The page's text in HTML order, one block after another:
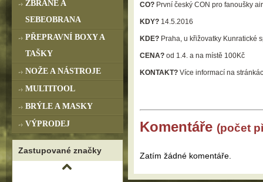
CO? První český CON pro fanoušky
KDY? 14.5.2016
KDE? Praha, u křižovatky Kunratické
CENA? od 1.4. a na místě 100Kč
KONTAKT? Více informací na
Komentáře (počet
Zatím žádné komentáře.
ZBRANĚ A
SEBEOBRANA
PŘEPRAVNÍ BOXY A
TAŠKY
NOŽE A NÁSTROJE
MULTITOOL
BRÝLE A MASKY
VÝPRODEJ
Zastupované značky